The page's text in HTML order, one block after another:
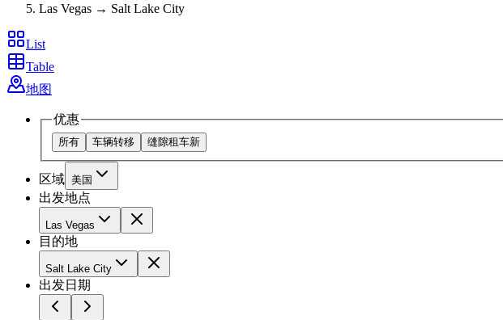
Las Vegas → Salt Lake City
List
Table
地图
优惠
所有 车辆转移 缝隙租车新
区域 美国
出发地点
Las Vegas
目的地
Salt Lake City
出发日期